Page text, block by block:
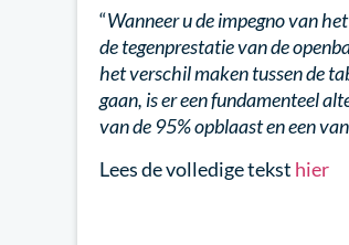
“Wanneer u de impegno van
de tegenprestatie van de
het verschil maken tussen de
gaan, is er een fundamenteel
van de 95% opblaast en een
Lees de volledige tekst hier